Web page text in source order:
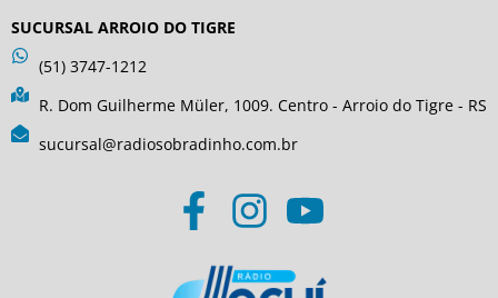
SUCURSAL ARROIO DO TIGRE
(51) 3747-1212
R. Dom Guilherme Müler, 1009. Centro - Arroio do Tigre - RS
sucursal@radiosobradinho.com.br